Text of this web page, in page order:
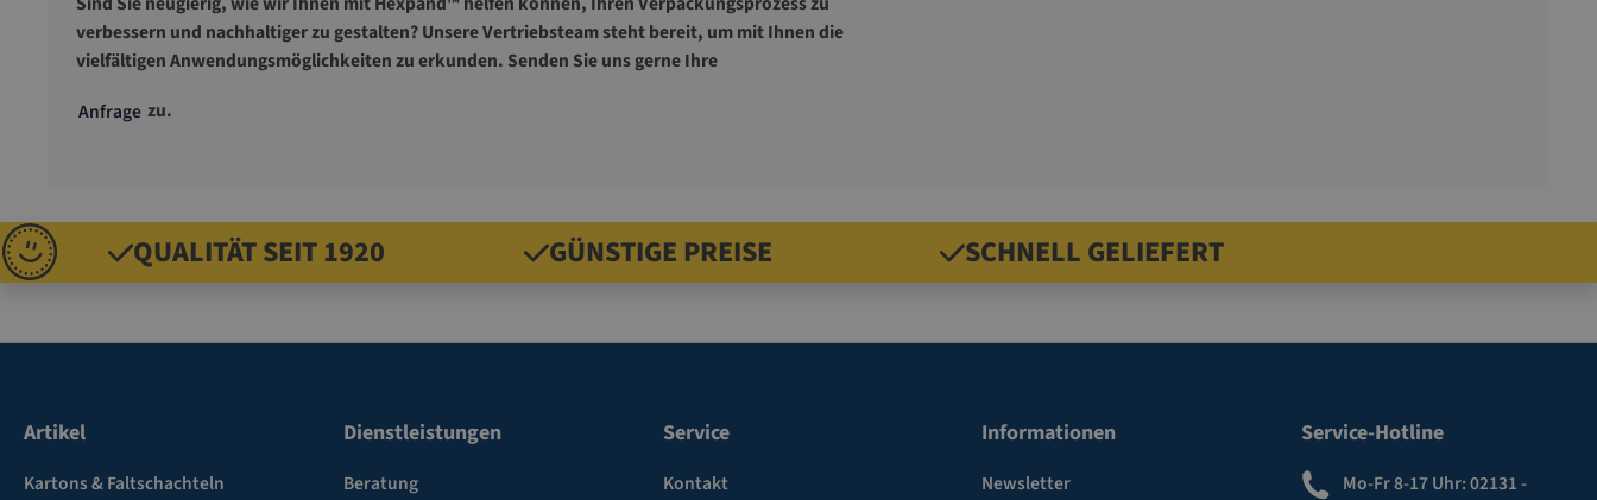
verbessern und nachhaltiger zu gestalten? Unsere Vertriebsteam steht bereit, um mit Ihnen die
vielfältigen Anwendungsmöglichkeiten zu erkunden. Senden Sie uns gerne Ihre
Anfrage zu.
QUALITÄT SEIT 1920 GÜNSTIGE PREISE SCHNELL GELIEFERT
Artikel
Kartons & Faltschachteln
Dienstleistungen
Beratung
Service
Kontakt
Informationen
Newsletter
Service-Hotline
Mo-Fr 8-17 Uhr:02131 -